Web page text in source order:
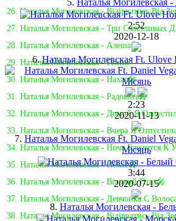
26. Наталья Могилевская - Відірватись Від
27. Наталья Могилевская - Три Счастливых
28. Наталья Могилевская - Алеша🎤
29. Наталья Могилевская - Гении
30. Наталья Могилевская - Нахал🎤
31. Наталья Могилевская - Радовать🎤
32. Наталья Могилевская - Домой Я
33. Наталья Могилевская - Вчера Я
34. Наталья Могилевская - Ночь Близится К
35. Наталья Могилевская - Helele🎤
36. Наталья Могилевская - Вільний Птах🎤
37. Наталья Могилевская - Девчонка С
38. Наталья Могилевская - Вiдiрватись Вiд
2:52
2020-12-18
6.Наталья Могилевская Ft. Ulove
2:23
2020-11-13
7. Наталья Могилевская Ft. Daniel
Місяць
3:44
2020-07-15
8. Наталья Могилевская -